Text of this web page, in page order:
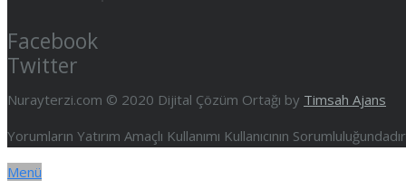
Facebook
Twitter
Nurayterzi.com © 2020 Dijital Çözüm Ortağı by Timsah Ajans
Yorumların Yatırım Amaçlı Kullanımı Kullanıcının
Menü